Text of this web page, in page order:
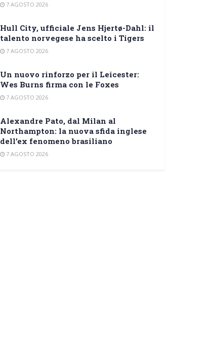
7 AGOSTO 2026
Hull City, ufficiale Jens Hjertø-Dahl: il
talento norvegese ha scelto i Tigers
7 AGOSTO 2026
Un nuovo rinforzo per il Leicester:
Wes Burns firma con le Foxes
7 AGOSTO 2026
Alexandre Pato, dal Milan al
Northampton: la nuova sfida inglese
dell’ex fenomeno brasiliano
7 AGOSTO 2026